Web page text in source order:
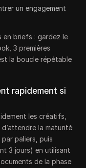
un engagement
en briefs : gardez le
3 premières
la boucle répétable
rapidement si
les créatifs,
la maturité
paliers, puis
3 jours) en utilisant
de la phase